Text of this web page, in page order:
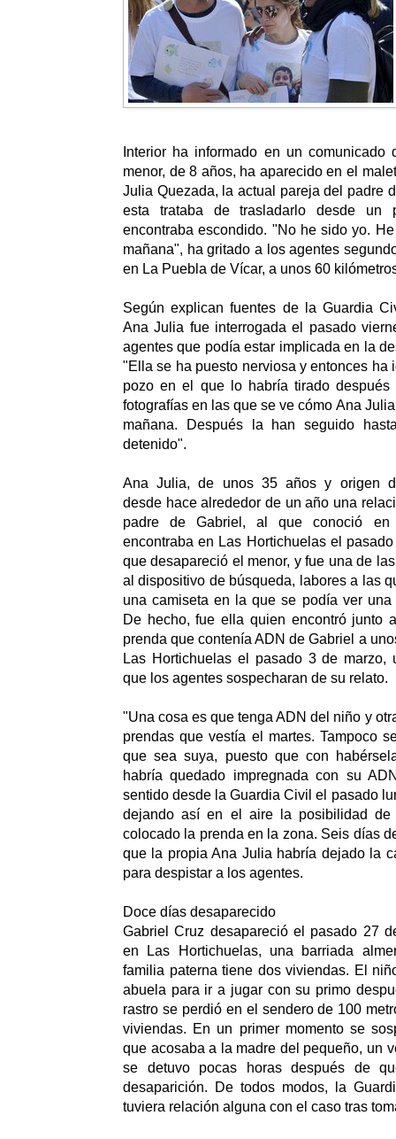
Interior ha informado en un
menor, de 8 años, ha aparecido en el
Julia Quezada, la actual pareja del padre
esta trataba de trasladarlo desde
encontraba escondido. "No he sido yo.
mañana", ha gritado a los agentes
en La Puebla de Vícar, a unos 60
Según explican fuentes de la Guardia
Ana Julia fue interrogada el pasado
agentes que podía estar implicada en la
"Ella se ha puesto nerviosa y entonces ha
pozo en el que lo habría tirado después
fotografías en las que se ve cómo Ana
mañana. Después la han seguido
detenido".
Ana Julia, de unos 35 años y origen
desde hace alrededor de un año una
padre de Gabriel, al que conoció
encontraba en Las Hortichuelas el
que desapareció el menor, y fue una de
al dispositivo de búsqueda, labores a las
una camiseta en la que se podía ver una
De hecho, fue ella quien encontró junto
prenda que contenía ADN de Gabriel a
Las Hortichuelas el pasado 3 de marzo,
que los agentes sospecharan de su relato.
"Una cosa es que tenga ADN del niño y
prendas que vestía el martes. Tampoco
que sea suya, puesto que con
habría quedado impregnada con su
sentido desde la Guardia Civil el pasado
dejando así en el aire la posibilidad de
colocado la prenda en la zona. Seis días
que la propia Ana Julia habría dejado la
para despistar a los agentes.
Doce días desaparecido
Gabriel Cruz desapareció el pasado 27
en Las Hortichuelas, una barriada
familia paterna tiene dos viviendas. El
abuela para ir a jugar con su primo
rastro se perdió en el sendero de 100
viviendas. En un primer momento se
que acosaba a la madre del pequeño, un
se detuvo pocas horas después de
desaparición. De todos modos, la
tuviera relación alguna con el caso tras